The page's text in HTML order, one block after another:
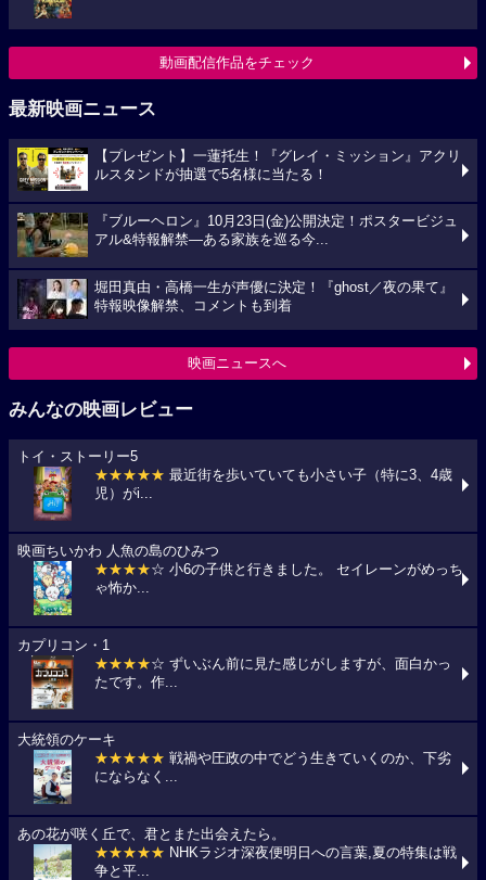
動画配信作品をチェック
最新映画ニュース
【プレゼント】一蓮托生！『グレイ・ミッション』アクリ
ルスタンドが抽選で5名様に当たる！
『ブルーヘロン』10月23日(金)公開決定！ポスタービジュ
アル&特報解禁―ある家族を巡る今...
堀田真由・高橋一生が声優に決定！『ghost／夜の果て』
特報映像解禁、コメントも到着
映画ニュースへ
みんなの映画レビュー
トイ・ストーリー5
★★★★★ 最近街を歩いていても小さい子（特に3、4歳
児）がi...
映画ちいかわ 人魚の島のひみつ
★★★★☆ 小6の子供と行きました。 セイレーンがめっち
ゃ怖か...
カプリコン・1
★★★★☆ ずいぶん前に見た感じがしますが、面白かっ
たです。作...
大統領のケーキ
★★★★★ 戦禍や圧政の中でどう生きていくのか、下劣
にならなく...
あの花が咲く丘で、君とまた出会えたら。
★★★★★ NHKラジオ深夜便明日への言葉,夏の特集は戦
争と平...